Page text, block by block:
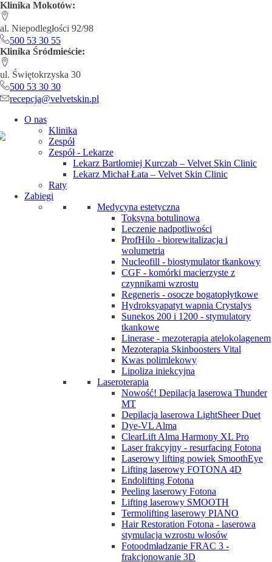
Klinika Mokotów:
al. Niepodległości 92/98
500 53 30 55
Klinika Śródmieście:
ul. Świętokrzyska 30
500 53 30 30
recepcja@velvetskin.pl
O nas
Klinika
Zespół
Zespół - Lekarze
Lekarz Bartłomiej Kurczab – Velvet Skin Clinic
Lekarz Michał Łata – Velvet Skin Clinic
Raty
Zabiegi
Medycyna estetyczna
Toksyna botulinowa
Leczenie nadpotliwości
ProfHilo - biorewitalizacja i
wolumetria
Nucleofill - biostymulator tkankowy
CGF - komórki macierzyste z
czynnikami wzrostu
Regeneris - osocze bogatopłytkowe
Hydroksyapatyt wapnia Crystalys
Sunekos 200 i 1200 - stymulatory
tkankowe
Linerase - mezoterapia atelokolagenem
Mezoterapia Skinboosters Vital
Kwas polimlekowy
Lipoliza iniekcyjna
Laseroterapia
Nowość! Depilacja laserowa Thunder
MT
Depilacja laserowa LightSheer Duet
Dye-VL Alma
ClearLift Alma Harmony XL Pro
Laser frakcyjny - resurfacing Fotona
Laserowy lifting powiek SmoothEye
Lifting laserowy FOTONA 4D
Endolifting Fotona
Peeling laserowy Fotona
Lifting laserowy SMOOTH
Termolifting laserowy PIANO
Hair Restoration Fotona - laserowa
stymulacja wzrostu włosów
Fotoodmładzanie FRAC 3 -
frakcjonowanie 3D